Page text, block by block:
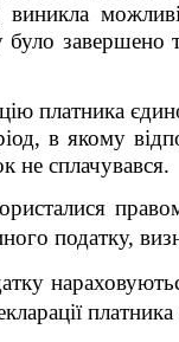
виникла
завершено
платника
в якому
не сплачувався.
податку,